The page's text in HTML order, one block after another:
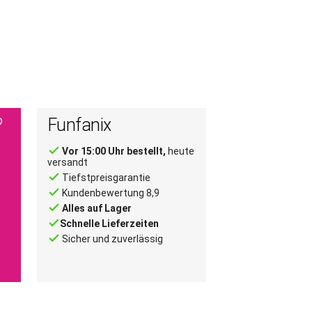
Funfanix
done Vor 15:00 Uhr bestellt, heute
versandt
done Tiefstpreisgarantie
done Kundenbewertung 8,9
done Alles auf Lager
doneSchnelle Lieferzeiten
done Sicher und zuverlässig